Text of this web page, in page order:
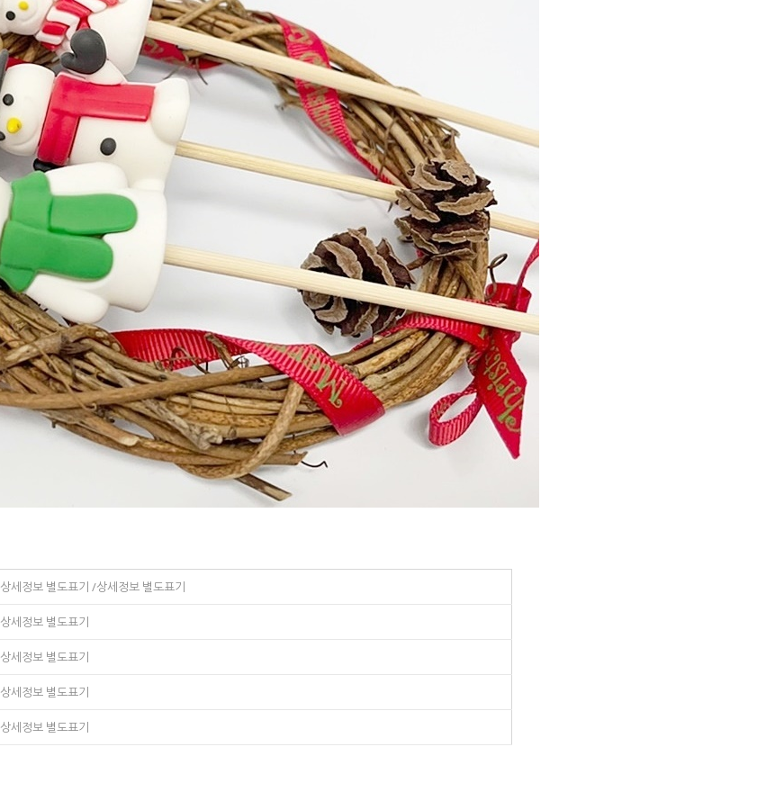
상세정보 별도표기 /상세정보 별도표기
상세정보 별도표기
상세정보 별도표기
상세정보 별도표기
상세정보 별도표기